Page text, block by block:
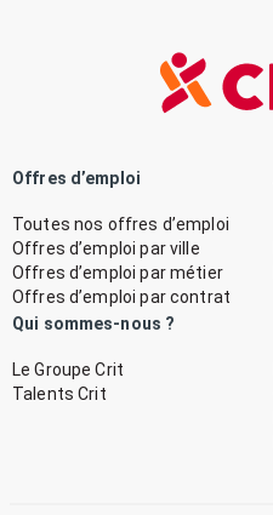
Offres d’emploi
Toutes nos offres d’emploi
Offres d’emploi par ville
Offres d’emploi par métier
Offres d’emploi par contrat
Qui sommes-nous ?
Le Groupe Crit
Talents Crit